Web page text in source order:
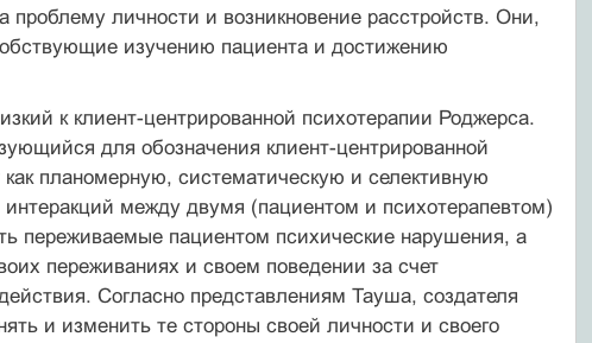
проблему личности и возникновение расстройств. Они,
изучению пациента и достижению
к клиент-центрированной психотерапии Роджерса.
для обозначения клиент-центрированной
планомерную, систематическую и селективную
между двумя (пациентом и психотерапевтом)
переживаемые пациентом психические нарушения, а
переживаниях и своем поведении за счет
Согласно представлениям Тауша, создателя
и изменить те стороны своей личности и своего